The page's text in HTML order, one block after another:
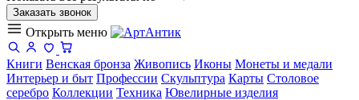
Заказать звонок
Открыть меню
Книги Венская бронза Живопись Иконы Монеты и медали
Интерьер и быт Профессии Скульптура Карты Столовое
серебро Коллекции Техника Ювелирные изделия